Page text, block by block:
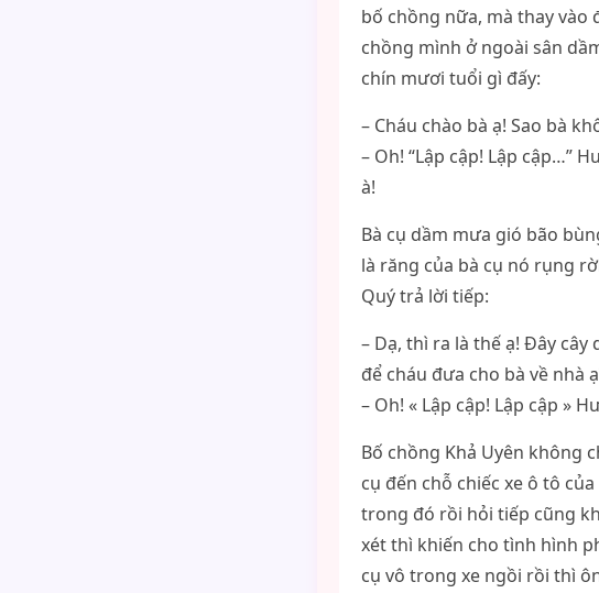
bố chồng nữa, mà thay vào
chồng mình ở ngoài sân
chín mươi tuổi gì đấy:
– Cháu chào bà ạ! Sao bà
– Oh! “Lập cập! Lập cập…”
à!
Bà cụ dầm mưa gió bão
là răng của bà cụ nó rụng
Quý trả lời tiếp:
– Dạ, thì ra là thế ạ! Đây cây
để cháu đưa cho bà về nhà
– Oh! « Lập cập! Lập cập »
Bố chồng Khả Uyên không
cụ đến chỗ chiếc xe ô tô
trong đó rồi hỏi tiếp cũng
xét thì khiến cho tình hình
cụ vô trong xe ngồi rồi thì